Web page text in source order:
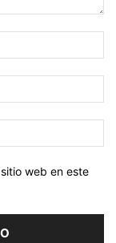
web en este